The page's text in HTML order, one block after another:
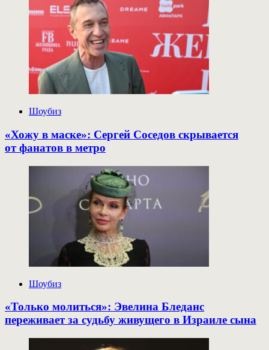
Шоубиз
«Хожу в маске»: Сергей Соседов скрывается
от фанатов в метро
Шоубиз
«Только молиться»: Эвелина Бледанс
переживает за судьбу живущего в Израиле сына